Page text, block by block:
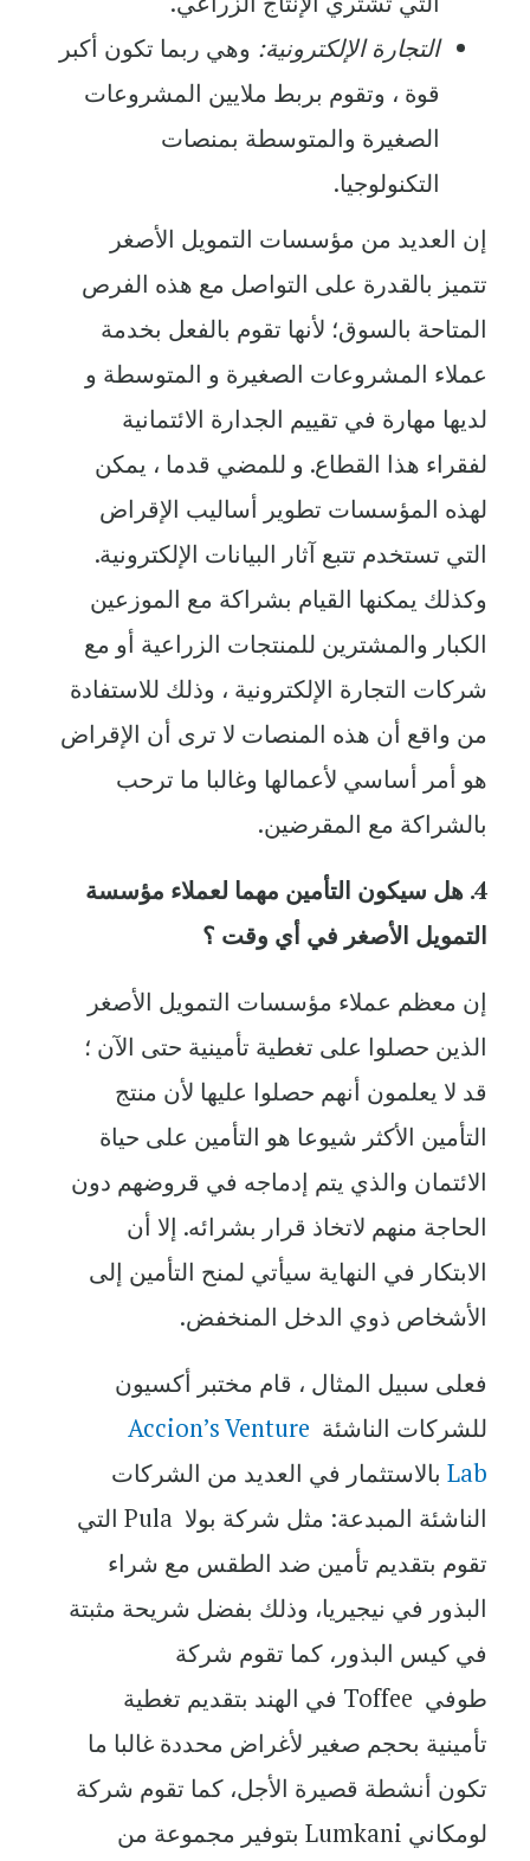
التجارة الإلكترونية:وهي ربما تكون أكبر
قوة ، وتقوم بربط ملايين المشروعات
الصغيرة والمتوسطة بمنصات
التكنولوجيا.
إن العديد من مؤسسات التمويل الأصغر
تتميز بالقدرة على التواصل مع هذه الفرص
المتاحة بالسوق؛ لأنها تقوم بالفعل بخدمة
عملاء المشروعات الصغيرة و المتوسطة و
لديها مهارة في تقييم الجدارة الائتمانية
لفقراء هذا القطاع. و للمضي قدما ، يمكن
لهذه المؤسسات تطوير أساليب الإقراض
التي تستخدم تتبع آثار البيانات الإلكترونية.
وكذلك يمكنها القيام بشراكة مع الموزعين
الكبار والمشترين للمنتجات الزراعية أو مع
شركات التجارة الإلكترونية ، وذلك للاستفادة
من واقع أن هذه المنصات لا ترى أن الإقراض
هو أمر أساسي لأعمالها وغالبا ما ترحب
بالشراكة مع المقرضين.
4. هل سيكون التأمين مهما لعملاء مؤسسة
التمويل الأصغر في أي وقت ؟
إن معظم عملاء مؤسسات التمويل الأصغر
الذين حصلوا على تغطية تأمينية حتى الآن ؛
قد لا يعلمون أنهم حصلوا عليها لأن منتج
التأمين الأكثر شيوعا هو التأمين على حياة
الائتمان والذي يتم إدماجه في قروضهم دون
الحاجة منهم لاتخاذ قرار بشرائه. إلا أن
الابتكار في النهاية سيأتي لمنح التأمين إلى
الأشخاص ذوي الدخل المنخفض.
فعلى سبيل المثال ، قام مختبر أكسيون
للشركات الناشئةAccion’s Venture
Labبالاستثمار في العديد من الشركات
الناشئة المبدعة: مثل شركة بولاPulaالتي
تقوم بتقديم تأمين ضد الطقس مع شراء
البذور في نيجيريا، وذلك بفضل شريحة مثبتة
في كيس البذور، كما تقوم شركة
طوفيToffeeفي الهند بتقديم تغطية
تأمينية بحجم صغير لأغراض محددة غالبا ما
تكون أنشطة قصيرة الأجل، كما تقوم شركة
لومكانيLumkaniبتوفير مجموعة من